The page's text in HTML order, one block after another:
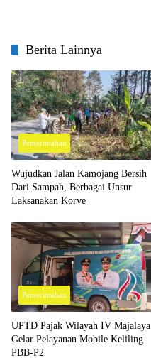
Berita Lainnya
Pemerintahan
Wujudkan Jalan Kamojang Bersih
Dari Sampah, Berbagai Unsur
Laksanakan Korve
Pemerintahan
UPTD Pajak Wilayah IV Majalaya
Gelar Pelayanan Mobile Keliling
PBB-P2